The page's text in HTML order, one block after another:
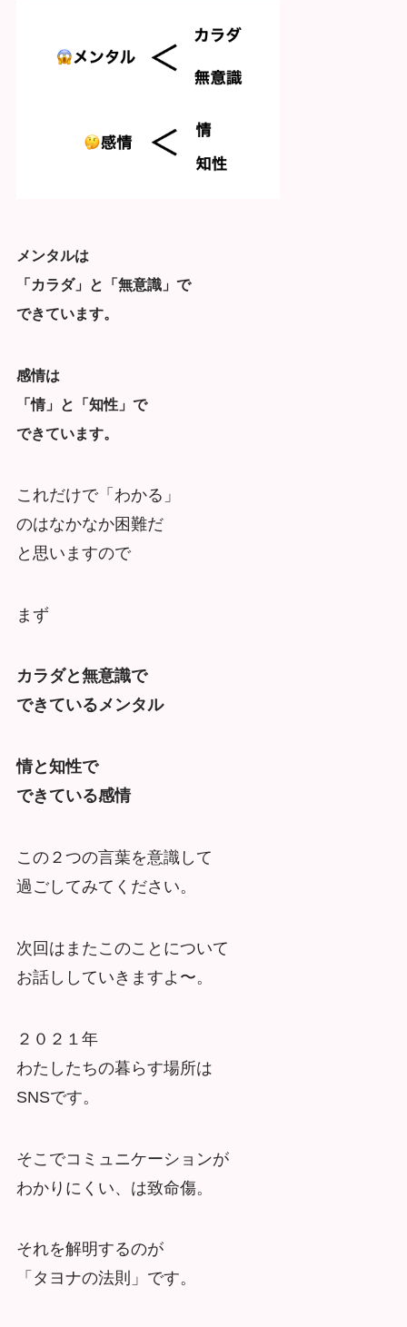
メンタルは
「カラダ」と「無意識」で
できています。
感情は
「情」と「知性」で
できています。
これだけで「わかる」
のはなかなか困難だ
と思いますので
まず
カラダと無意識で
できているメンタル
情と知性で
できている感情
この２つの言葉を意識して
過ごしてみてください。
次回はまたこのことについて
お話ししていきますよ〜。
２０２１年
わたしたちの暮らす場所は
SNSです。
そこでコミュニケーションが
わかりにくい、は致命傷。
それを解明するのが
「タヨナの法則」です。